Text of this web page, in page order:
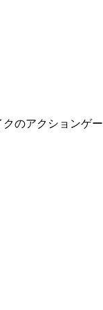
のアクションゲ